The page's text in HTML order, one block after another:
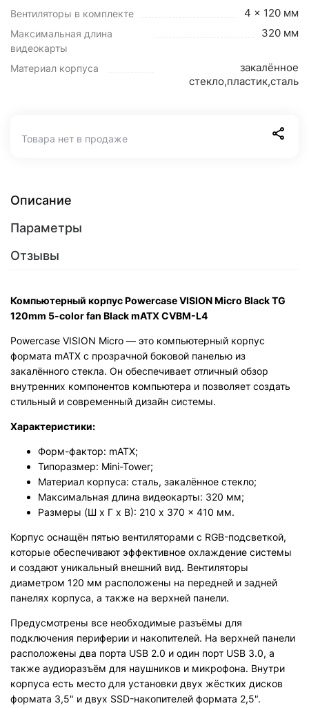
Вентиляторы в комплекте 4 x 120 мм
Максимальная длина
видеокарты
320 мм
Материал корпуса
закалённое
стекло,пластик,сталь
Товара нет в продаже
Описание
Параметры
Отзывы
Компьютерный корпус Powercase VISION Micro Black TG
120mm 5-color fan Black mATX CVBM-L4
Powercase VISION Micro — это компьютерный корпус
формата mATX с прозрачной боковой панелью из
закалённого стекла. Он обеспечивает отличный обзор
внутренних компонентов компьютера и позволяет создать
стильный и современный дизайн системы.
Характеристики:
Форм-фактор: mATX;
Типоразмер: Mini-Tower;
Материал корпуса: сталь, закалённое стекло;
Максимальная длина видеокарты: 320 мм;
Размеры (Ш x Г x В): 210 x 370 x 410 мм.
Корпус оснащён пятью вентиляторами с RGB-подсветкой,
которые обеспечивают эффективное охлаждение системы
и создают уникальный внешний вид. Вентиляторы
диаметром 120 мм расположены на передней и задней
панелях корпуса, а также на верхней панели.
Предусмотрены все необходимые разъёмы для
подключения периферии и накопителей. На верхней панели
расположены два порта USB 2.0 и один порт USB 3.0, а
также аудиоразъём для наушников и микрофона. Внутри
корпуса есть место для установки двух жёстких дисков
формата 3,5" и двух SSD-накопителей формата 2,5".